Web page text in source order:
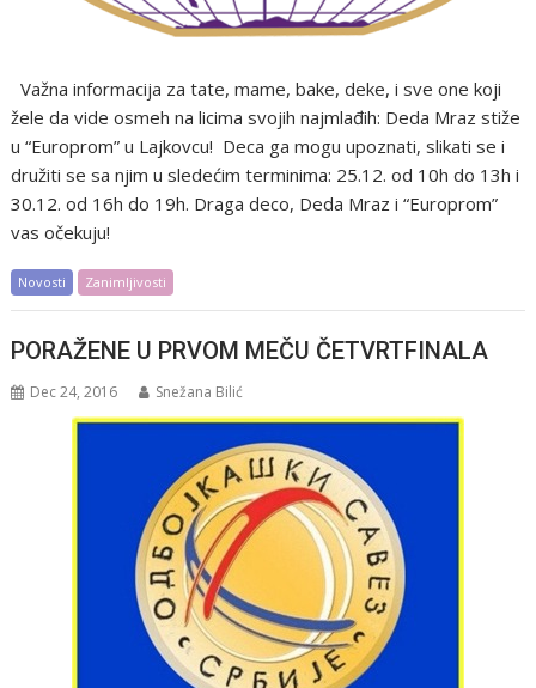
Važna informacija za tate, mame, bake, deke, i sve one koji
žele da vide osmeh na licima svojih najmlađih: Deda Mraz stiže
u “Europrom” u Lajkovcu! Deca ga mogu upoznati, slikati se i
družiti se sa njim u sledećim terminima: 25.12. od 10h do 13h i
30.12. od 16h do 19h. Draga deco, Deda Mraz i “Europrom”
vas očekuju!
Novosti Zanimljivosti
PORAŽENE U PRVOM MEČU ČETVRTFINALA
Dec 24, 2016 Snežana Bilić